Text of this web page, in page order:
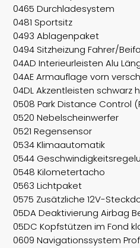
0465 Durchladesystem
0481 Sportsitz
0493 Ablagenpaket
0494 Sitzheizung Fahrer/
04AD Interieurleisten Alu
04AE Armauflage vorn
04DL Akzentleisten schwarz
0508 Park Distance Control
0520 Nebelscheinwerfer
0521 Regensensor
0534 Klimaautomatik
0544
0548 Kilometertacho
0563 Lichtpaket
0575 Zusätzliche 12V-
05DA Deaktivierung Airbag
05DC Kopfstützen im Fond
0609 Navigationssystem